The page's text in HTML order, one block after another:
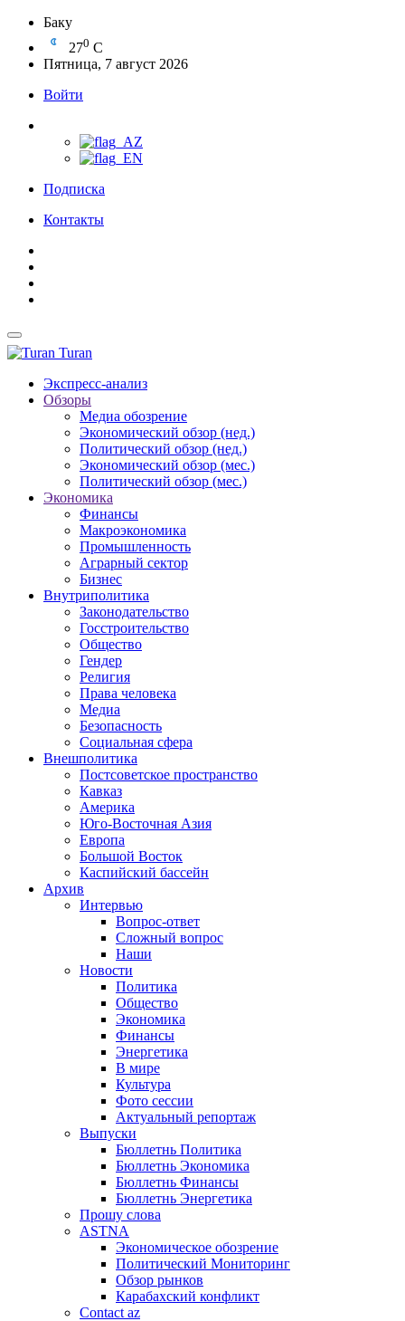
Баку
270 C
Пятница, 7 август 2026
Войти
Подписка
Контакты
Turan
Экспресс-анализ
Обзоры
Медиа обозрение
Экономический обзор (нед.)
Политический обзор (нед.)
Экономический обзор (мес.)
Политический обзор (мес.)
Экономика
Финансы
Макроэкономика
Промышленность
Аграрный сектор
Бизнес
Внутриполитика
Законодательство
Госстроительство
Общество
Гендер
Религия
Права человека
Медиа
Безопасность
Социальная сфера
Внешполитика
Постсоветское пространство
Кавказ
Америка
Юго-Восточная Азия
Европа
Большой Восток
Каспийский бассейн
Архив
Интервью
Вопрос-ответ
Сложный вопрос
Наши
Новости
Политика
Общество
Экономика
Финансы
Энергетика
В мире
Культура
Фото сессии
Актуальный репортаж
Выпуски
Бюллетнь Политика
Бюллетнь Экономика
Бюллетнь Финансы
Бюллетнь Энергетика
Прошу слова
ASTNA
Экономическое обозрение
Политический Мониторинг
Обзор рынков
Карабахский конфликт
Contact az